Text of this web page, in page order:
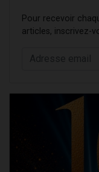
Pour recevoir
articles, inscrivez-